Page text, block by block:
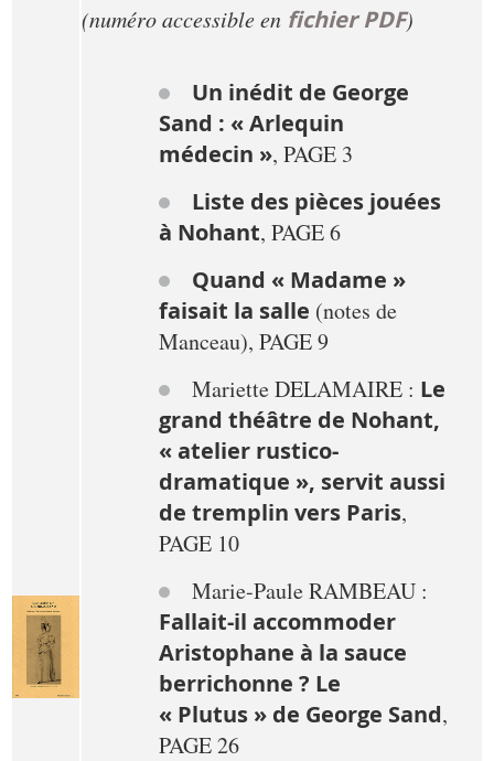
(numéro accessible en fichier PDF)
Un inédit de George
Sand : « Arlequin
médecin », PAGE 3
Liste des pièces jouées
à Nohant, PAGE 6
Quand « Madame »
faisait la salle (notes de
Manceau), PAGE 9
Mariette DELAMAIRE : Le
grand théâtre de Nohant,
« atelier rustico-
dramatique », servit aussi
de tremplin vers Paris,
PAGE 10
Marie-Paule RAMBEAU :
Fallait-il accommoder
Aristophane à la sauce
berrichonne ? Le
« Plutus » de George Sand,
PAGE 26